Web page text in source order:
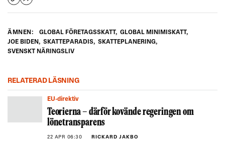
ÄMNEN: GLOBAL FÖRETAGSSKATT, GLOBAL MINIMISKATT,
JOE BIDEN, SKATTEPARADIS, SKATTEPLANERING,
SVENSKT NÄRINGSLIV
RELATERAD LÄSNING
EU-direktiv
Teorierna – därför kovände regeringen om
lönetransparens
22 APR 06:30 RICKARD JAKBO